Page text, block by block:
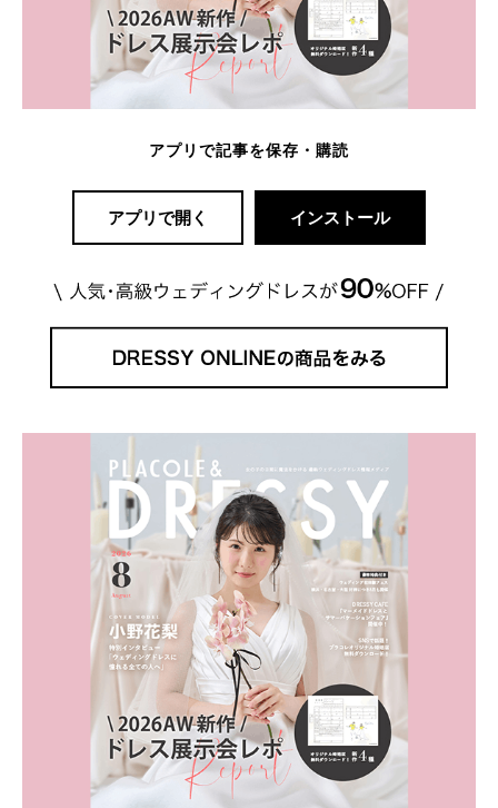
アプリで記事を保存・購読
アプリで開く インストール